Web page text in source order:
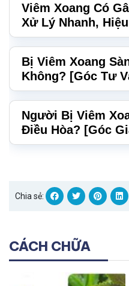
Viêm Xoang Có
Xử Lý Nhanh,
Bị Viêm Xoang
Không? [Góc Tư
Người Bị Viêm
Điều Hòa? [Góc
Chia sẻ:
CÁCH CHỮA